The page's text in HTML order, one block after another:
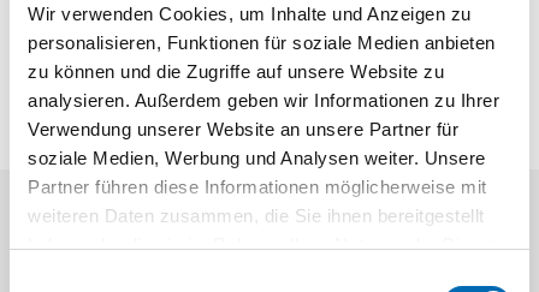
Wir verwenden Cookies, um Inhalte und Anzeigen zu
personalisieren, Funktionen für soziale Medien anbieten
zu können und die Zugriffe auf unsere Website zu
analysieren. Außerdem geben wir Informationen zu Ihrer
Verwendung unserer Website an unsere Partner für
soziale Medien, Werbung und Analysen weiter. Unsere
Partner führen diese Informationen möglicherweise mit
weiteren Daten zusammen, die Sie ihnen bereitgestellt
haben oder die sie im Rahmen Ihrer Nutzung der Dienste
Zum Ankörnen von EverFix Verbindungsbeschlägen